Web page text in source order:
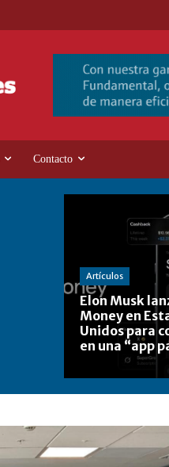
Contacto
Artículos
Elon Musk
Money en
Unidos para
en una “app